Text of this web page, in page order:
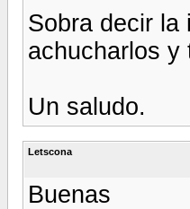
Sobra decir la
achucharlos y
Un saludo.
Letscona
Buenas